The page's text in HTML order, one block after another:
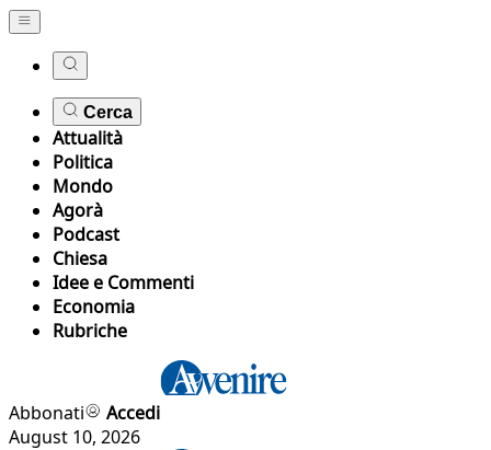
Cerca
Attualità
Politica
Mondo
Agorà
Podcast
Chiesa
Idee e Commenti
Economia
Rubriche
Abbonati
Accedi
August 10, 2026